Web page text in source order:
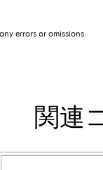
errors or omissions.
関連